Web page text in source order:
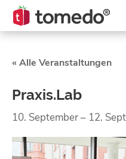
« Alle Veranstaltungen
Praxis.Lab
10. September– 12.